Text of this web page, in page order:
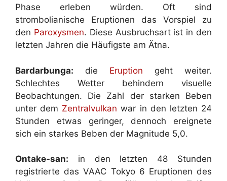
Phase erleben würden. Oft sind
strombolianische Eruptionen das Vorspiel zu
den Paroxysmen. Diese Ausbruchsart ist in den
letzten Jahren die Häufigste am Ätna.
Bardarbunga: die Eruption geht weiter.
Schlechtes Wetter behindern visuelle
Beobachtungen. Die Zahl der starken Beben
unter dem Zentralvulkan war in den letzten 24
Stunden etwas geringer, dennoch ereignete
sich ein starkes Beben der Magnitude 5,0.
Ontake-san: in den letzten 48 Stunden
registrierte das VAAC Tokyo 6 Eruptionen des